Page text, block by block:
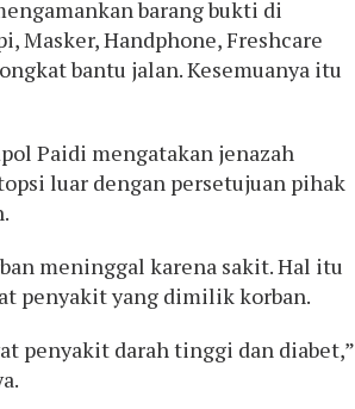
barang bukti di
Masker, Handphone, Freshcare
bantu jalan. Kesemuanya itu
Paidi mengatakan jenazah
luar dengan persetujuan pihak
meninggal karena sakit. Hal itu
penyakit yang dimilik korban.
penyakit darah tinggi dan diabet,”